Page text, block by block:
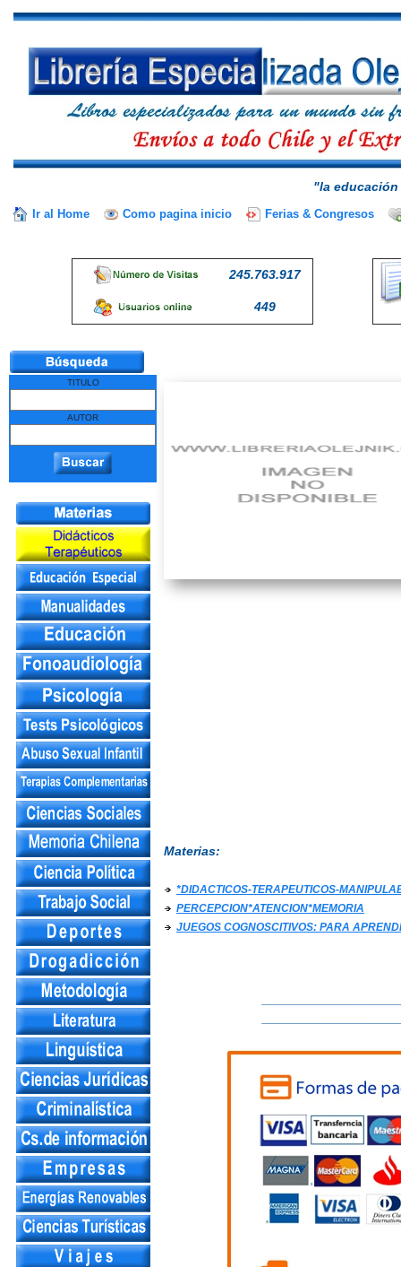
"la
Ir al Home Como pagina inicio Ferias & Congresos
245.763.917
449
TITULO
AUTOR
Materias:
*DIDACTICOS-TERAPEUTICOS-
PERCEPCION*ATENCION*MEMORIA
JUEGOS COGNOSCITIVOS: PARA